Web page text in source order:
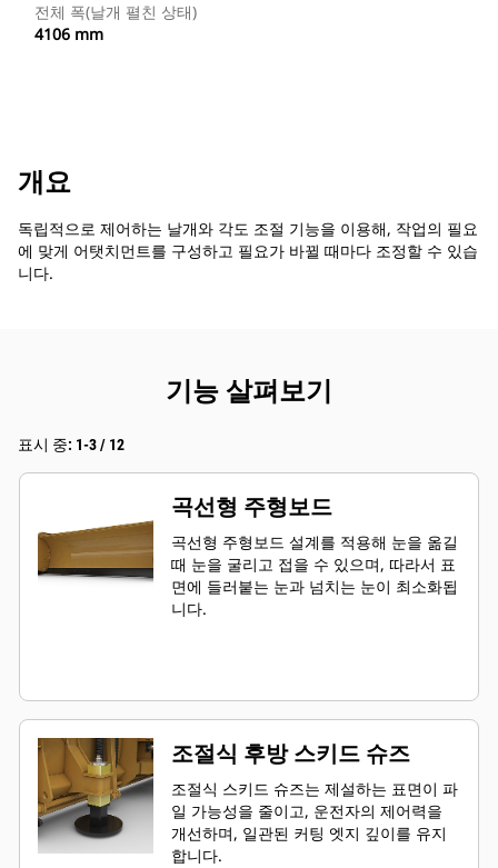
전체 폭(날개 펼친 상태)
4106 mm
개요
독립적으로 제어하는 날개와 각도 조절 기능을 이용해, 작업의 필요
에 맞게 어탯치먼트를 구성하고 필요가 바뀔 때마다 조정할 수 있습
니다.
기능 살펴보기
표시 중: 1-3 / 12
곡선형 주형보드
곡선형 주형보드 설계를 적용해 눈을 옮길
때 눈을 굴리고 접을 수 있으며, 따라서 표
면에 들러붙는 눈과 넘치는 눈이 최소화됩
니다.
조절식 후방 스키드 슈즈
조절식 스키드 슈즈는 제설하는 표면이 파
일 가능성을 줄이고, 운전자의 제어력을
개선하며, 일관된 커팅 엣지 깊이를 유지
합니다.